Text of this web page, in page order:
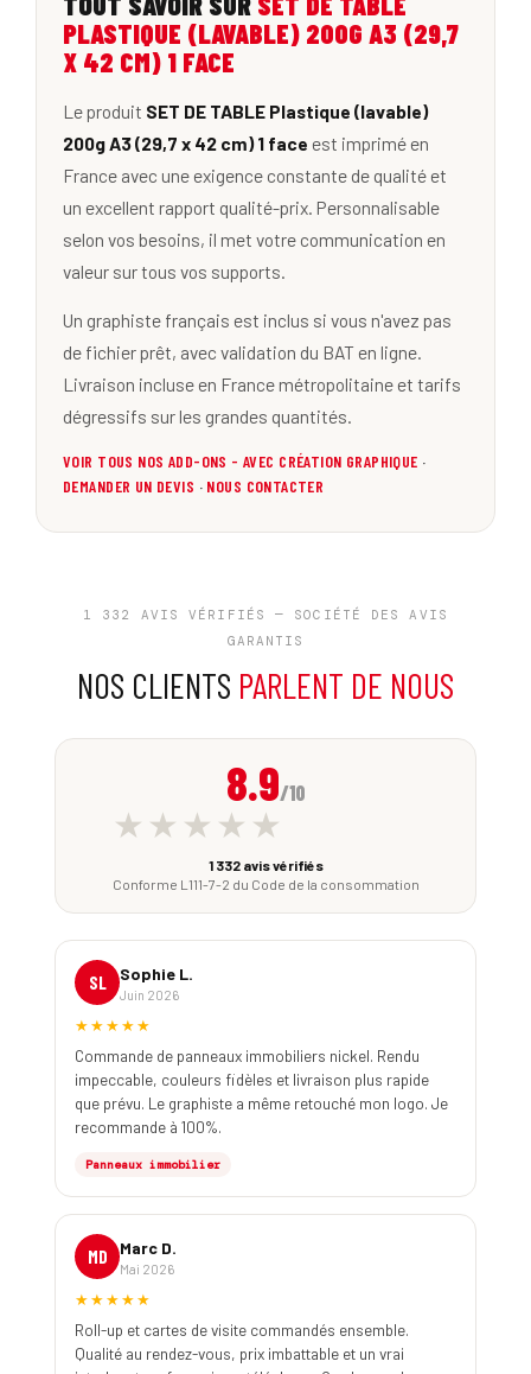
PLASTIQUE (LAVABLE) 200G A3 (29,7
X 42 CM) 1 FACE
Le produit SET DE TABLE Plastique (lavable)
200g A3 (29,7 x 42 cm) 1 face est imprimé en
France avec une exigence constante de qualité et
un excellent rapport qualité-prix. Personnalisable
selon vos besoins, il met votre communication en
valeur sur tous vos supports.
Un graphiste français est inclus si vous n'avez pas
de fichier prêt, avec validation du BAT en ligne.
Livraison incluse en France métropolitaine et tarifs
dégressifs sur les grandes quantités.
VOIR TOUS NOS ADD-ONS - AVEC CRÉATION GRAPHIQUE ·
DEMANDER UN DEVIS · NOUS CONTACTER
1 332 AVIS VÉRIFIÉS — SOCIÉTÉ DES AVIS
GARANTIS
NOS CLIENTS PARLENT DE NOUS
8.9/10
★★★★★
1 332 avis vérifiés
Conforme L111-7-2 du Code de la consommation
SL Sophie L.
Juin 2026
★★★★★
Commande de panneaux immobiliers nickel. Rendu
impeccable, couleurs fidèles et livraison plus rapide
que prévu. Le graphiste a même retouché mon logo. Je
recommande à 100%.
Panneaux immobilier
MD Marc D.
Mai 2026
★★★★★
Roll-up et cartes de visite commandés ensemble.
Qualité au rendez-vous, prix imbattable et un vrai